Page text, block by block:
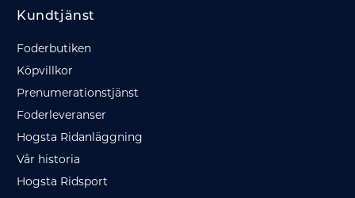
Kundtjänst
Foderbutiken
Köpvillkor
Prenumerationstjänst
Foderleveranser
Hogsta Ridanläggning
Vår historia
Hogsta Ridsport